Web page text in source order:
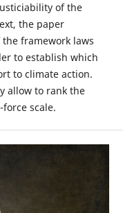
of the
the paper
framework laws
to establish which
to climate action.
allow to rank the
scale.